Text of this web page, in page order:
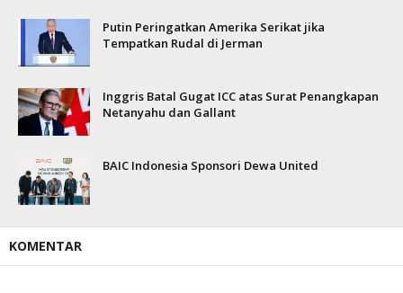
Putin Peringatkan Amerika Serikat jika
Tempatkan Rudal di Jerman
Inggris Batal Gugat ICC atas Surat Penangkapan
Netanyahu dan Gallant
BAIC Indonesia Sponsori Dewa United
KOMENTAR